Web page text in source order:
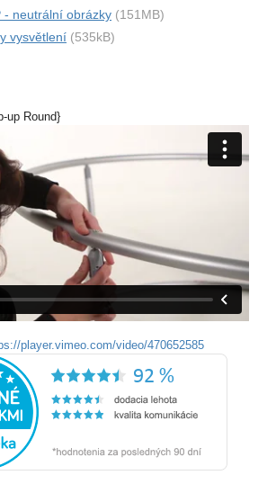
- neutrální obrázky (151MB)
vysvětlení (535kB)
up Round}
player.vimeo.com/video/470652585